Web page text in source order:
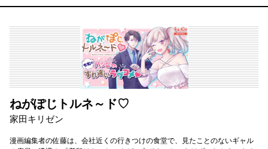
ねがぽじトルネ～ド♡
家田キリゼン
漫画編集者の佐藤は、会社近くの行きつけの食堂で、見たことのないギャル